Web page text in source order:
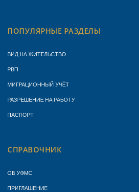
ПОПУЛЯРНЫЕ РАЗДЕЛЫ
ВИД НА ЖИТЕЛЬСТВО
РВП
МИГРАЦИОННЫЙ УЧЁТ
РАЗРЕШЕНИЕ НА РАБОТУ
ПАСПОРТ
СПРАВОЧНИК
ОБ УФМС
ПРИГЛАШЕНИЕ